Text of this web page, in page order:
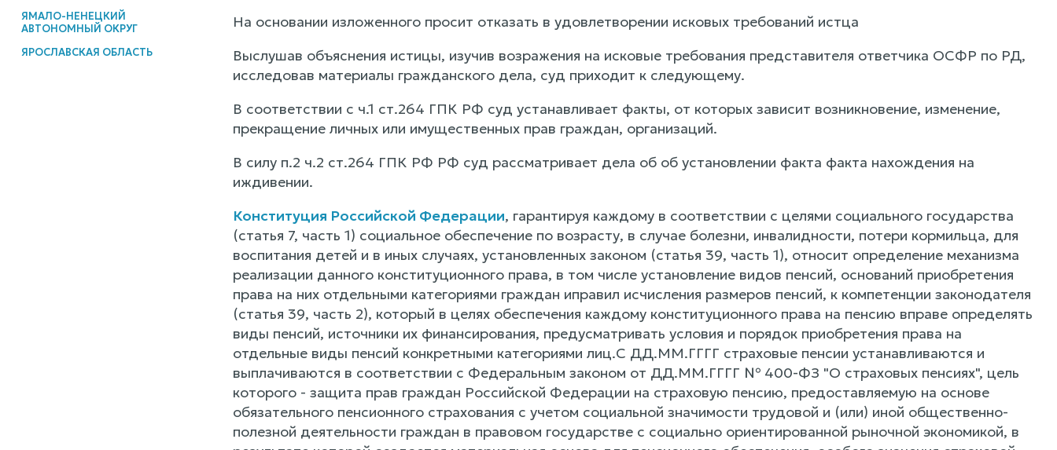
ЯМАЛО-НЕНЕЦКИЙ
АВТОНОМНЫЙ ОКРУГ
ЯРОСЛАВСКАЯ ОБЛАСТЬ
На основании изложенного просит отказать в удовлетворении исковых требований истца
Выслушав объяснения истицы, изучив возражения на исковые требования представителя ответчика ОСФР по РД,
исследовав материалы гражданского дела, суд приходит к следующему.
В соответствии с ч.1 ст.264 ГПК РФ суд устанавливает факты, от которых зависит возникновение, изменение,
прекращение личных или имущественных прав граждан, организаций.
В силу п.2 ч.2 ст.264 ГПК РФ РФ суд рассматривает дела об об установлении факта факта нахождения на
иждивении.
Конституция Российской Федерации, гарантируя каждому в соответствии с целями социального государства
(статья 7, часть 1) социальное обеспечение по возрасту, в случае болезни, инвалидности, потери кормильца, для
воспитания детей и в иных случаях, установленных законом (статья 39, часть 1), относит определение механизма
реализации данного конституционного права, в том числе установление видов пенсий, оснований приобретения
права на них отдельными категориями граждан иправил исчисления размеров пенсий, к компетенции законодателя
(статья 39, часть 2), который в целях обеспечения каждому конституционного права на пенсию вправе определять
виды пенсий, источники их финансирования, предусматривать условия и порядок приобретения права на
отдельные виды пенсий конкретными категориями лиц.С ДД.ММ.ГГГГ страховые пенсии устанавливаются и
выплачиваются в соответствии с Федеральным законом от ДД.ММ.ГГГГ № 400-ФЗ "О страховых пенсиях", цель
которого - защита прав граждан Российской Федерации на страховую пенсию, предоставляемую на основе
обязательного пенсионного страхования с учетом социальной значимости трудовой и (или) иной общественно-
полезной деятельности граждан в правовом государстве с социально ориентированной рыночной экономикой, в